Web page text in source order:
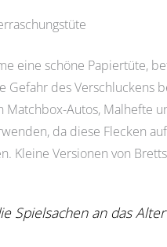
eine schöne Papiertüte,
Gefahr des Verschluckens
Matchbox-Autos, Malhefte
da diese Flecken
Kleine Versionen von
Spielsachen an das